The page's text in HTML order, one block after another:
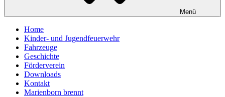
Menü
Home
Kinder- und Jugendfeuerwehr
Fahrzeuge
Geschichte
Förderverein
Downloads
Kontakt
Marienborn brennt